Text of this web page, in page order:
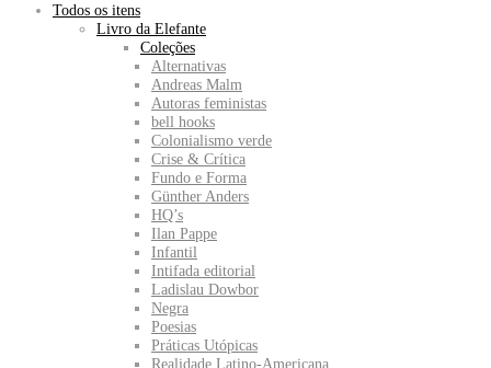
Todos os itens
Livro da Elefante
Coleções
Alternativas
Andreas Malm
Autoras feministas
bell hooks
Colonialismo verde
Crise & Crítica
Fundo e Forma
Günther Anders
HQ’s
Ilan Pappe
Infantil
Intifada editorial
Ladislau Dowbor
Negra
Poesias
Práticas Utópicas
Realidade Latino-Americana